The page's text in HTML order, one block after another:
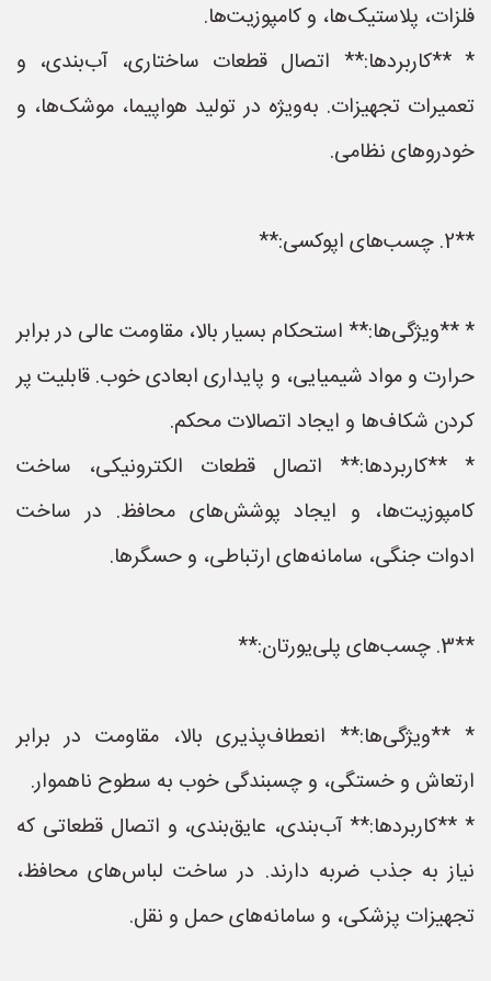
فلزات، پلاستیک‌ها، و کامپوزیت‌ها.
* **کاربردها:** اتصال قطعات ساختاری، آب‌بندی، و
تعمیرات تجهیزات. به‌ویژه در تولید هواپیما، موشک‌ها، و
خودروهای نظامی.
**2. چسب‌های اپوکسی:**
* **ویژگی‌ها:** استحکام بسیار بالا، مقاومت عالی در برابر
حرارت و مواد شیمیایی، و پایداری ابعادی خوب. قابلیت پر
کردن شکاف‌ها و ایجاد اتصالات محکم.
* **کاربردها:** اتصال قطعات الکترونیکی، ساخت
کامپوزیت‌ها، و ایجاد پوشش‌های محافظ. در ساخت
ادوات جنگی، سامانه‌های ارتباطی، و حسگرها.
**3. چسب‌های پلی‌یورتان:**
* **ویژگی‌ها:** انعطاف‌پذیری بالا، مقاومت در برابر
ارتعاش و خستگی، و چسبندگی خوب به سطوح ناهموار.
* **کاربردها:** آب‌بندی، عایق‌بندی، و اتصال قطعاتی که
نیاز به جذب ضربه دارند. در ساخت لباس‌های محافظ،
تجهیزات پزشکی، و سامانه‌های حمل و نقل.